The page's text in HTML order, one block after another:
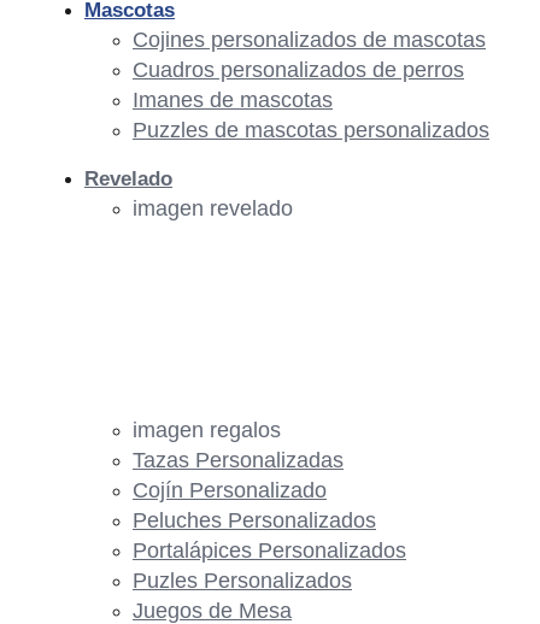
imagen regalos
Tazas Personalizadas
Cojín Personalizado
Peluches Personalizados
Portalápices Personalizados
Puzles Personalizados
Juegos de Mesa
Mascotas
Cojines personalizados de mascotas
Cuadros personalizados de perros
Imanes de mascotas
Puzzles de mascotas personalizados
Revelado
imagen revelado